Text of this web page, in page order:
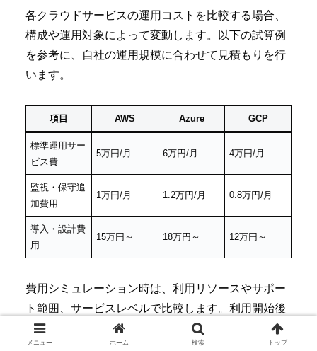
各クラウドサービスの運用コストを比較する場合、
構成や運用対象によって変動します。以下の試算例
を参考に、自社の運用規模に合わせて見積もりを行
います。
項目 AWS Azure GCP
標準運用サー
ビス費
5万円/月 6万円/月 4万円/月
監視・保守追
加費用
1万円/月 1.2万円/月 0.8万円/月
導入・設計費
用
15万円～ 18万円～ 12万円～
費用シミュレーション時は、利用リソースやサポー
ト範囲、サービスレベルで比較します。利用開始後
も定期的なコスト見直しを行い、無駄な費用が発生
しないように管理することが重要です。
メニュー ホーム 検索 トップ